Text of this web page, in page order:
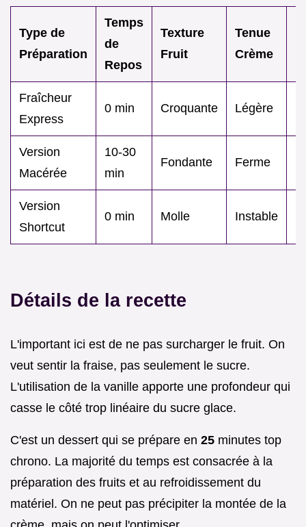
Type de
Préparation
Temps
de
Repos
Texture
Fruit
Tenue
Crème
Fraîcheur
Express
0 min Croquante Légère
Version
Macérée
10-30
min
Fondante Ferme
Version
Shortcut
0 min Molle Instable
Détails de la recette
L'important ici est de ne pas surcharger le fruit. On
veut sentir la fraise, pas seulement le sucre.
L'utilisation de la vanille apporte une profondeur qui
casse le côté trop linéaire du sucre glace.
C'est un dessert qui se prépare en 25 minutes top
chrono. La majorité du temps est consacrée à la
préparation des fruits et au refroidissement du
matériel. On ne peut pas précipiter la montée de la